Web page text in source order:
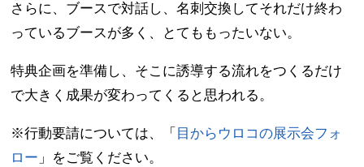
さらに、ブースで対話し、名刺交換してそれだけ終わ
っているブースが多く、とてももったいない。
特典企画を準備し、そこに誘導する流れをつくるだけ
で大きく成果が変わってくると思われる。
※行動要請については、「 目からウロコの展示会フォ
ロー 」をご覧ください。